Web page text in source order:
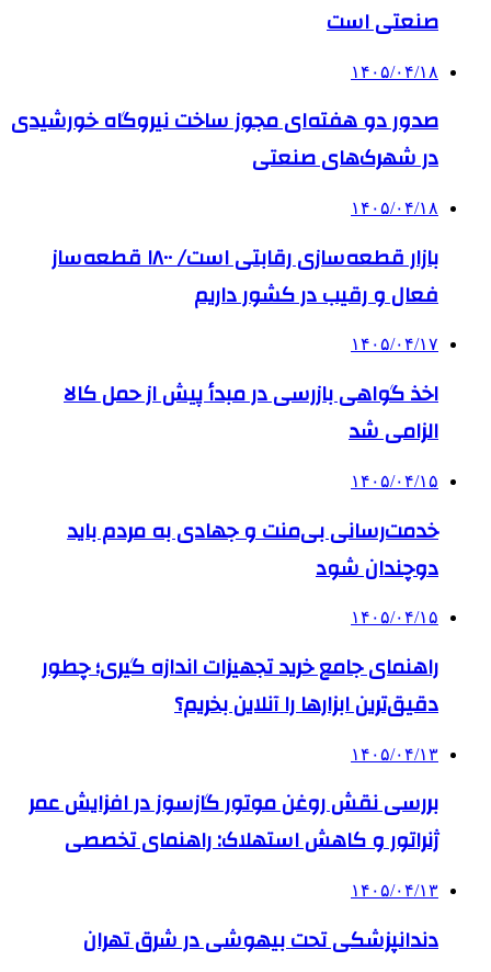
صنعتی است
۱۴۰۵/۰۴/۱۸
صدور دو هفته‌ای مجوز ساخت نیروگاه خورشیدی
در شهرک‌های صنعتی
۱۴۰۵/۰۴/۱۸
بازار قطعه‌سازی رقابتی است/ ۱۸۰۰ قطعه‌ساز
فعال و رقیب در کشور داریم
۱۴۰۵/۰۴/۱۷
اخذ گواهی بازرسی در مبدأ پیش از حمل کالا
الزامی شد
۱۴۰۵/۰۴/۱۵
خدمت‌رسانی بی‌منت و جهادی به مردم باید
دوچندان شود
۱۴۰۵/۰۴/۱۵
راهنمای جامع خرید تجهیزات اندازه گیری؛ چطور
دقیق‌ترین ابزارها را آنلاین بخریم؟
۱۴۰۵/۰۴/۱۳
بررسی نقش روغن موتور گازسوز در افزایش عمر
ژنراتور و کاهش استهلاک: راهنمای تخصصی
۱۴۰۵/۰۴/۱۳
دندانپزشکی تحت بیهوشی در شرق تهران